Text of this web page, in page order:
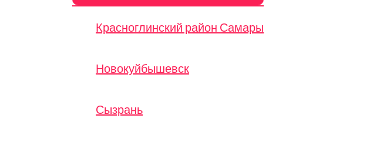
ПЕРЕКЛЮЧАТЕЛЬ
МЕНЮ
Красноглинский район Самары
Новокуйбышевск
Сызрань